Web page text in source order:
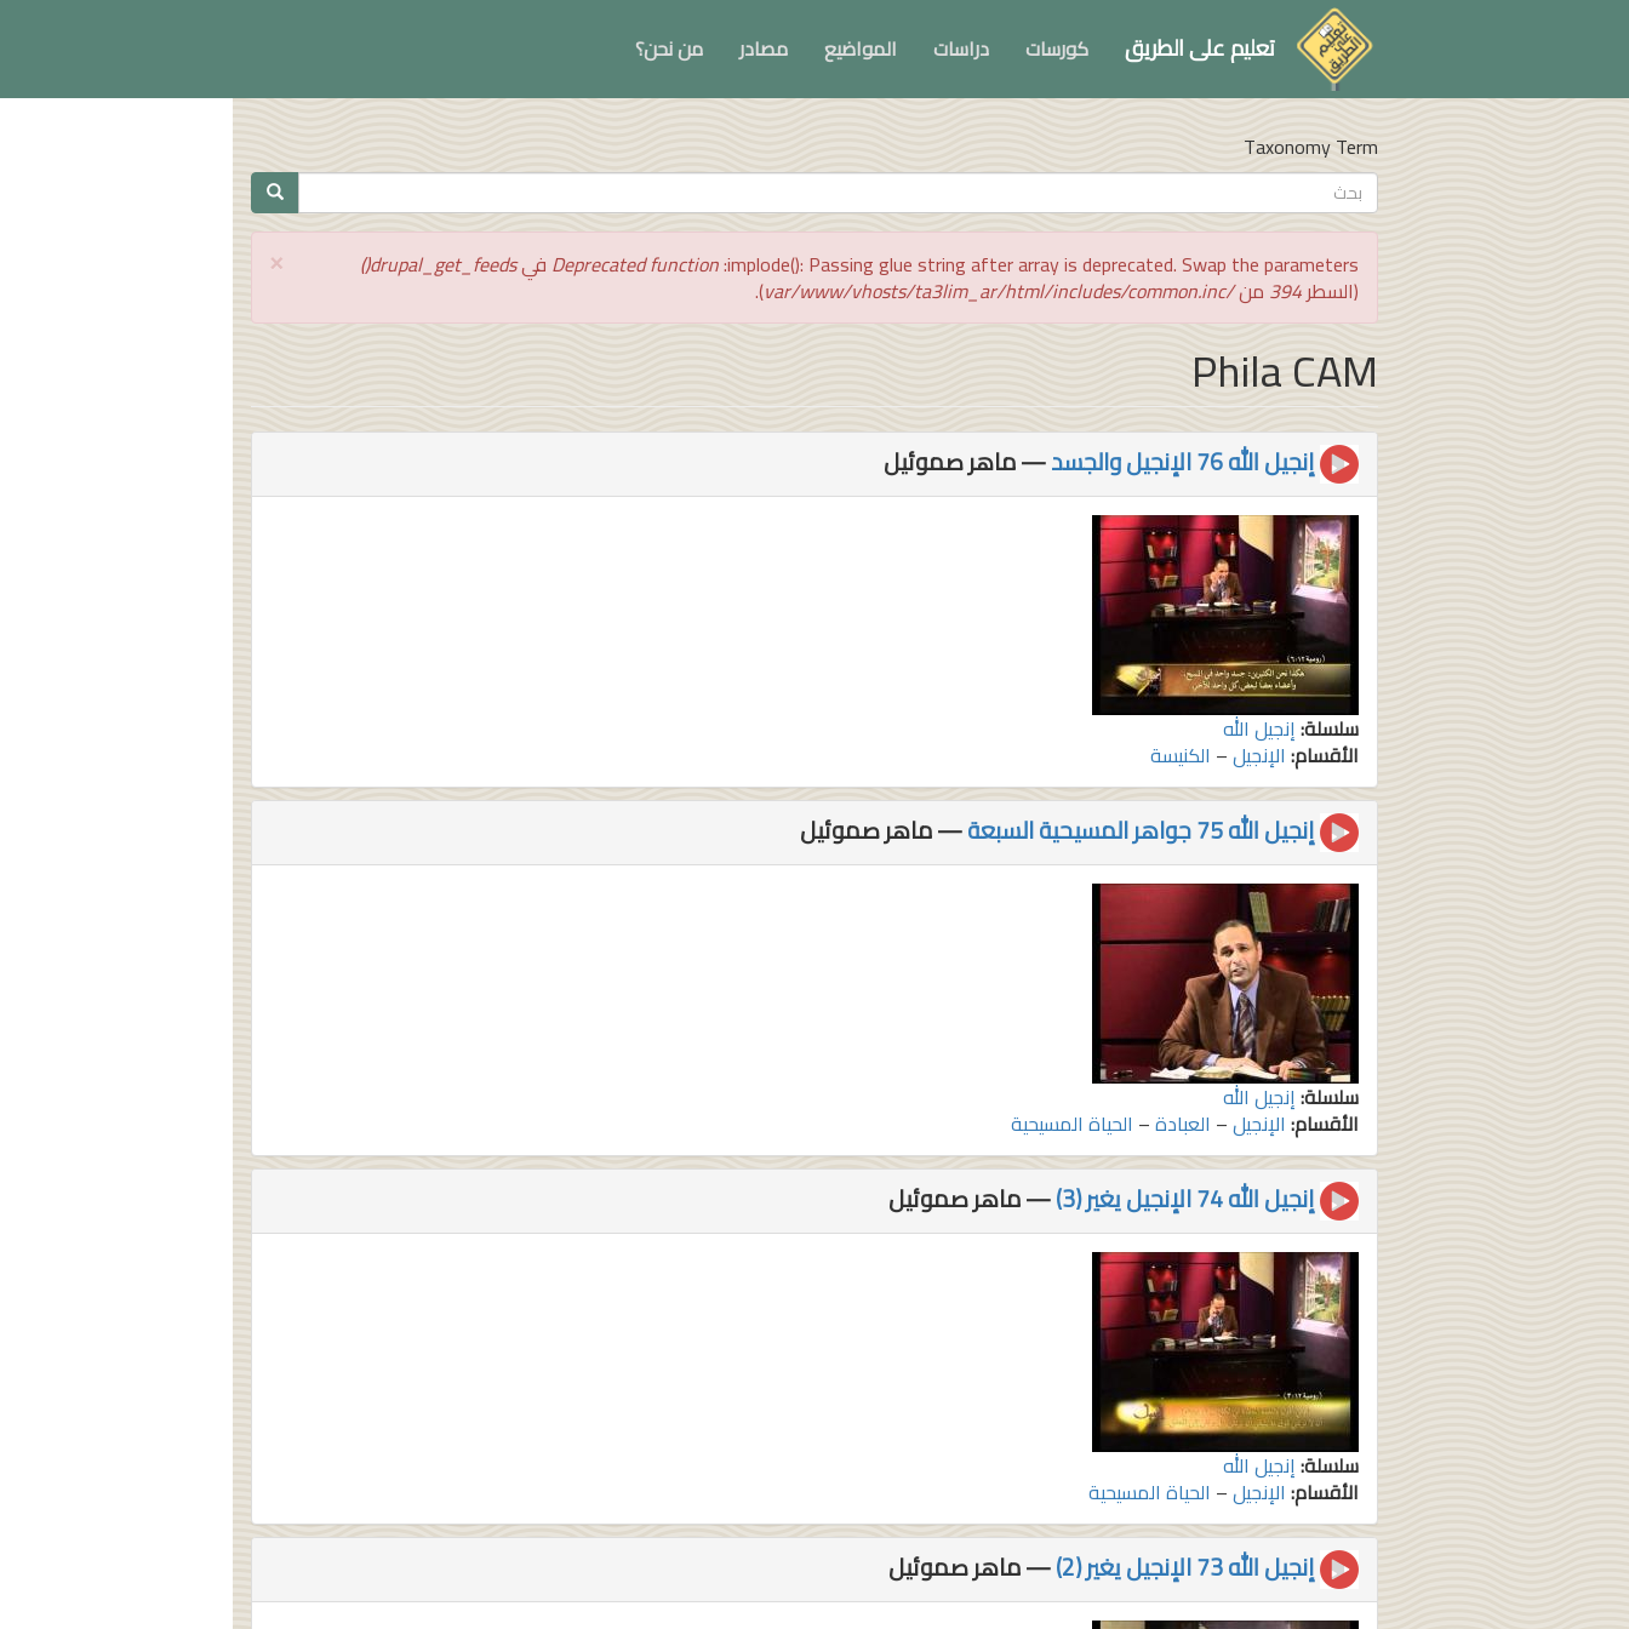
إلى
المحتوى
الرئيسي
تعليم على الطريق كورسات دراسات المواضيع مصادر من نحن؟
Taxonomy Term
استمارة
البحث
بحث
× رسالة
الخطأ
Deprecated function:implode(): Passing glue string after array is deprecated. Swap the parameters في drupal_get_feeds()
(السطر394 من/var/www/vhosts/ta3lim_ar/html/includes/common.inc
).
Phila CAM
إنجيل الله 76 الإنجيل والجسد — ماهر صموئيل
سلسلة:إنجيل الله
الأقسام: الإنجيل– الكنيسة
إنجيل الله 75 جواهر المسيحية السبعة — ماهر صموئيل
سلسلة:إنجيل الله
الأقسام: الإنجيل– العبادة– الحياة المسيحية
إنجيل الله 74 الإنجيل يغير (3) — ماهر صموئيل
سلسلة:إنجيل الله
الأقسام: الإنجيل– الحياة المسيحية
إنجيل الله 73 الإنجيل يغير (2) — ماهر صموئيل